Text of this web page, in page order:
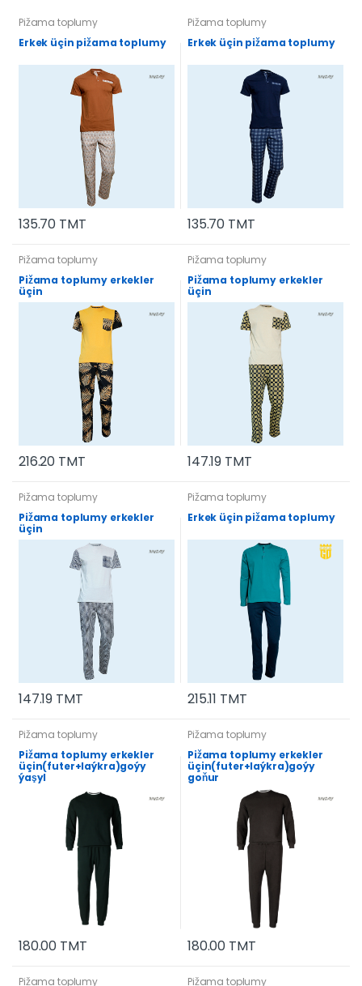
Pižama toplumy
Erkek üçin pižama toplumy
135.70 TMT
Pižama toplumy
Erkek üçin pižama toplumy
135.70 TMT
Pižama toplumy
Pižama toplumy erkekler
üçin
216.20 TMT
Pižama toplumy
Pižama toplumy erkekler
üçin
147.19 TMT
Pižama toplumy
Pižama toplumy erkekler
üçin
147.19 TMT
Pižama toplumy
Erkek üçin pižama toplumy
215.11 TMT
Pižama toplumy
Pižama toplumy erkekler
üçin(futer+laýkra)goýy
ýaşyl
180.00 TMT
Pižama toplumy
Pižama toplumy erkekler
üçin(futer+laýkra)goýy
goňur
180.00 TMT
Pižama toplumy Pižama toplumy